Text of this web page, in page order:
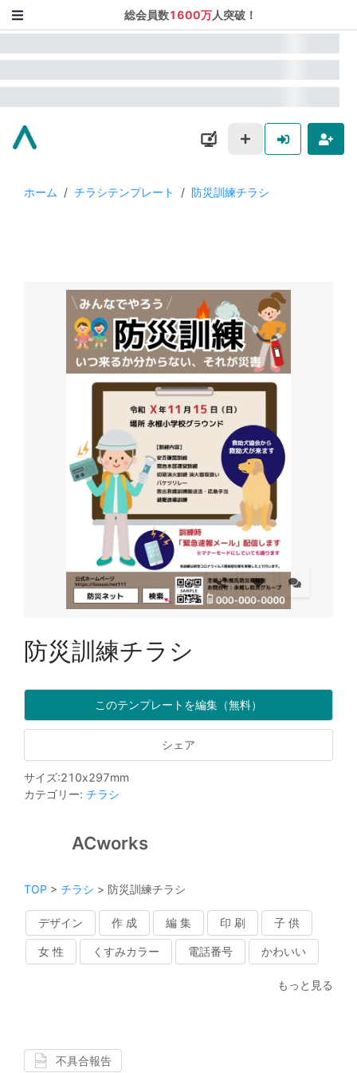
総会員数1600万人突破！
ホーム / チラシテンプレート / 防災訓練チラシ
防災訓練チラシ
このテンプレートを編集（無料）
シェア
サイズ:210x297mm
カテゴリー: チラシ
ACworks
TOP > チラシ > 防災訓練チラシ
デザイン 作 成 編 集 印 刷 子 供
女 性 くすみカラー 電話番号 かわいい
もっと見る
不具合報告